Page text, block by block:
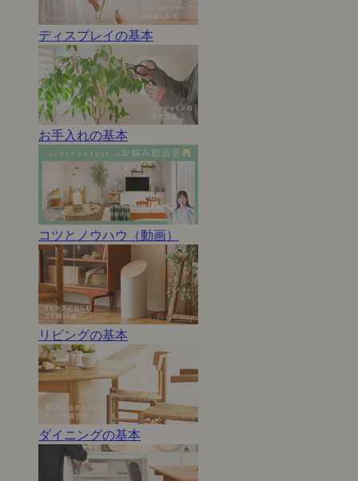
ディスプレイの基本
お手入れの基本
コツとノウハウ（動画）
リビングの基本
ダイニングの基本